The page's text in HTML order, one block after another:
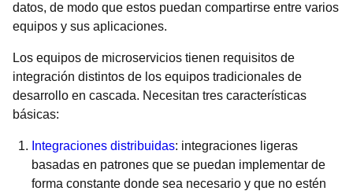
datos, de modo que estos puedan compartirse entre varios
equipos y sus aplicaciones.
Los equipos de microservicios tienen requisitos de
integración distintos de los equipos tradicionales de
desarrollo en cascada. Necesitan tres características
básicas:
Integraciones distribuidas: integraciones ligeras
basadas en patrones que se puedan implementar de
forma constante donde sea necesario y que no estén